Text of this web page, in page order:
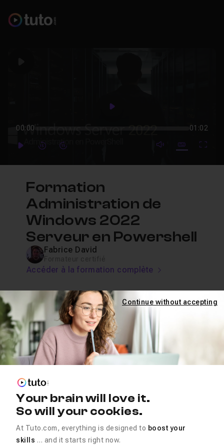
Play
00:00 01:02
PlayForwardForward mute video
Subtitles
Formation
Administration de
Windows 2022
Serveur en Powershell
Fabrice David
Accéder à la formation complète